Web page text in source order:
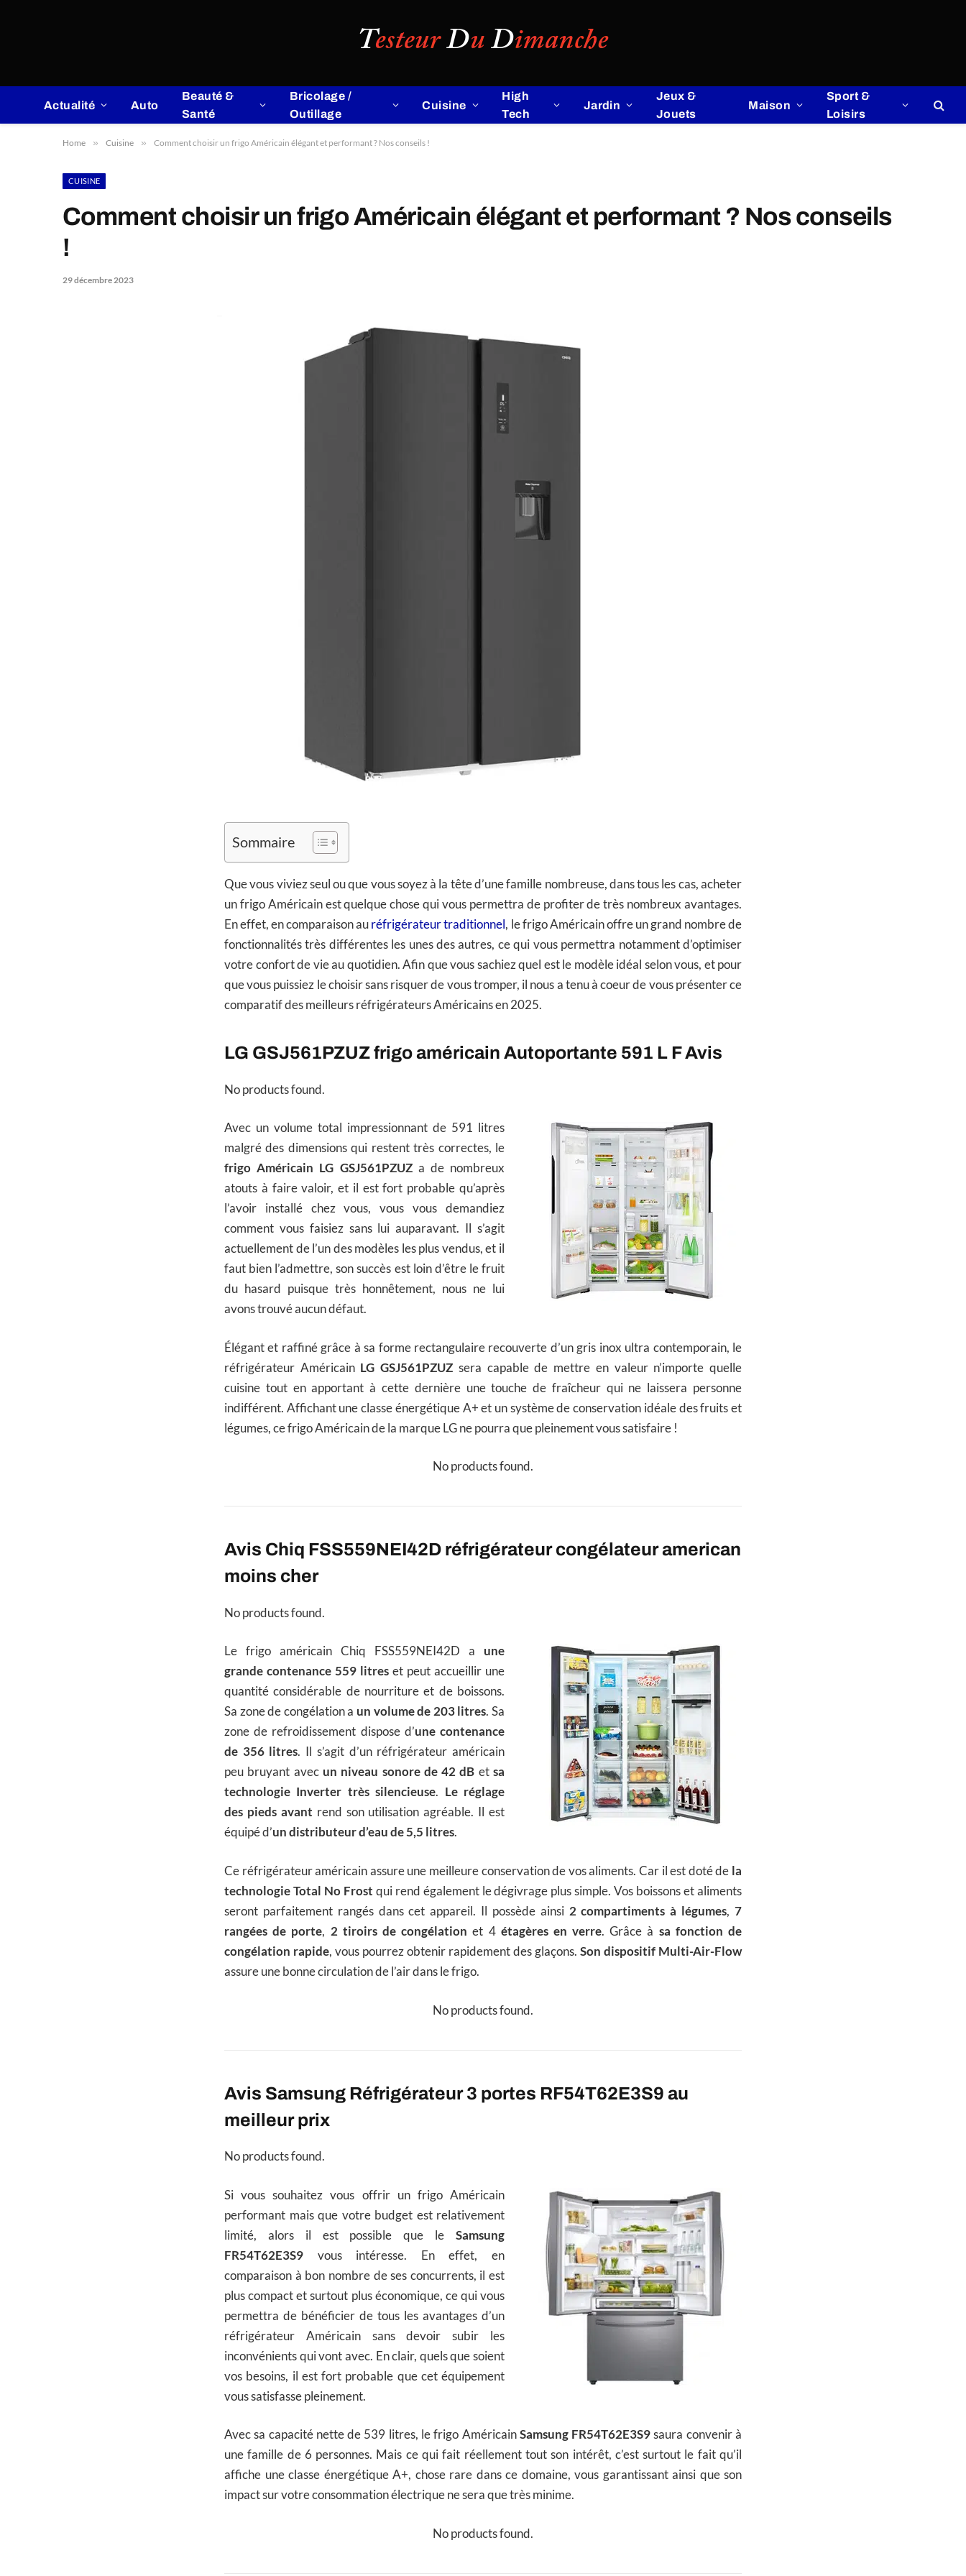
Actualité Auto
Beauté &
Santé
Bricolage /
Outillage
Cuisine
High
Tech
Jardin
Jeux &
Jouets
Maison
Sport &
Loisirs
Home » Cuisine » Comment choisir un frigo Américain élégant et performant ? Nos conseils !
CUISINE
Comment choisir un frigo Américain élégant et performant ? Nos conseils
!
29 décembre 2023
Sommaire
Que vous viviez seul ou que vous soyez à la tête d’une famille nombreuse, dans tous les cas, acheter
un frigo Américain est quelque chose qui vous permettra de profiter de très nombreux avantages.
En effet, en comparaison au réfrigérateur traditionnel , le frigo Américain offre un grand nombre de
fonctionnalités très différentes les unes des autres, ce qui vous permettra notamment d’optimiser
votre confort de vie au quotidien. Afin que vous sachiez quel est le modèle idéal selon vous, et pour
que vous puissiez le choisir sans risquer de vous tromper, il nous a tenu à coeur de vous présenter ce
comparatif des meilleurs réfrigérateurs Américains en 2025.
LG GSJ561PZUZ frigo américain Autoportante 591 L F Avis
No products found.
Avec un volume total impressionnant de 591 litres
malgré des dimensions qui restent très correctes, le
frigo Américain LG GSJ561PZUZ a de nombreux
atouts à faire valoir, et il est fort probable qu’après
l’avoir installé chez vous, vous vous demandiez
comment vous faisiez sans lui auparavant. Il s’agit
actuellement de l’un des modèles les plus vendus, et il
faut bien l’admettre, son succès est loin d’être le fruit
du hasard puisque très honnêtement, nous ne lui
avons trouvé aucun défaut.
Élégant et raffiné grâce à sa forme rectangulaire recouverte d’un gris inox ultra contemporain, le
réfrigérateur Américain LG GSJ561PZUZ sera capable de mettre en valeur n’importe quelle
cuisine tout en apportant à cette dernière une touche de fraîcheur qui ne laissera personne
indifférent. Affichant une classe énergétique A+ et un système de conservation idéale des fruits et
légumes, ce frigo Américain de la marque LG ne pourra que pleinement vous satisfaire !
No products found.
Avis Chiq FSS559NEI42D réfrigérateur congélateur american
moins cher
No products found.
Le frigo américain Chiq FSS559NEI42D a une
grande contenance 559 litres et peut accueillir une
quantité considérable de nourriture et de boissons.
Sa zone de congélation a un volume de 203 litres. Sa
zone de refroidissement dispose d’une contenance
de 356 litres. Il s’agit d’un réfrigérateur américain
peu bruyant avec un niveau sonore de 42 dB etsa
technologie Inverter très silencieuse. Le réglage
des pieds avant rend son utilisation agréable. Il est
équipé d’un distributeur d’eau de 5,5 litres.
Ce réfrigérateur américain assure une meilleure conservation de vos aliments. Car il est doté de la
technologie Total No Frost qui rend également le dégivrage plus simple. Vos boissons et aliments
seront parfaitement rangés dans cet appareil. Il possède ainsi 2 compartiments à légumes,7
rangées de porte, 2 tiroirs de congélation et 4étagères en verre. Grâce à sa fonction de
congélation rapide, vous pourrez obtenir rapidement des glaçons. Son dispositif Multi-Air-Flow
assure une bonne circulation de l’air dans le frigo.
No products found.
Avis Samsung Réfrigérateur 3 portes RF54T62E3S9 au
meilleur prix
No products found.
Si vous souhaitez vous offrir un frigo Américain
performant mais que votre budget est relativement
limité, alors il est possible que le Samsung
FR54T62E3S9 vous intéresse. En effet, en
comparaison à bon nombre de ses concurrents, il est
plus compact et surtout plus économique, ce qui vous
permettra de bénéficier de tous les avantages d’un
réfrigérateur Américain sans devoir subir les
inconvénients qui vont avec. En clair, quels que soient
vos besoins, il est fort probable que cet équipement
vous satisfasse pleinement.
Avec sa capacité nette de 539 litres, le frigo Américain Samsung FR54T62E3S9 saura convenir à
une famille de 6 personnes. Mais ce qui fait réellement tout son intérêt, c’est surtout le fait qu’il
affiche une classe énergétique A+, chose rare dans ce domaine, vous garantissant ainsi que son
impact sur votre consommation électrique ne sera que très minime.
No products found.